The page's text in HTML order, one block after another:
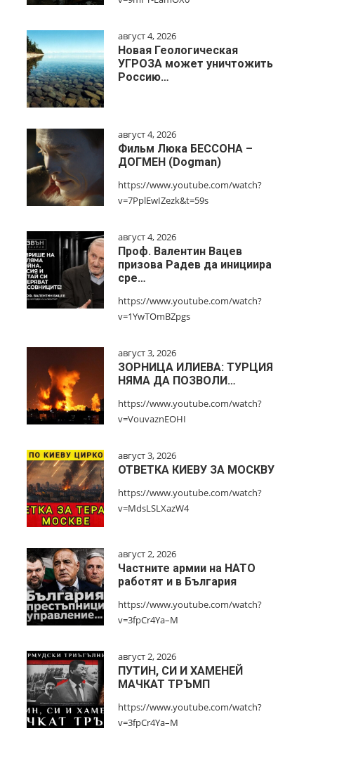
август 4, 2026
Новая Геологическая
УГРОЗА может уничтожить
Россию…
август 4, 2026
Фильм Люка БЕССОНА –
ДОГМЕН (Dogman)
https://www.youtube.com/watch?
v=7PplEwIZezk&t=59s
август 4, 2026
Проф. Валентин Вацев
призова Радев да инициира
сре…
https://www.youtube.com/watch?
v=1YwTOmBZpgs
август 3, 2026
ЗОРНИЦА ИЛИЕВА: ТУРЦИЯ
НЯМА ДА ПОЗВОЛИ…
https://www.youtube.com/watch?
v=VouvaznEOHI
август 3, 2026
ОТВЕТКА КИЕВУ ЗА МОСКВУ
https://www.youtube.com/watch?
v=MdsLSLXazW4
август 2, 2026
Частните армии на НАТО
работят и в България
https://www.youtube.com/watch?
v=3fpCr4Ya–M
август 2, 2026
ПУТИН, СИ И ХАМЕНЕЙ
МАЧКАТ ТРЪМП
https://www.youtube.com/watch?
v=3fpCr4Ya–M